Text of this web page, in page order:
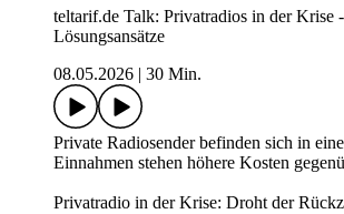
teltarif.de Talk: Privatradios in der Krise
Lösungsansätze
08.05.2026
30 Min.
Private Radiosender befinden sich in
Einnahmen stehen höhere Kosten
Privatradio in der Krise: Droht der